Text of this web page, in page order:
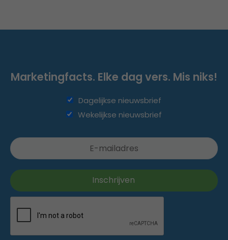
Marketingfacts. Elke dag vers. Mis niks!
Dagelijkse nieuwsbrief
Wekelijkse nieuwsbrief